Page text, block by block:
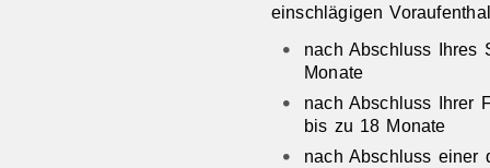
einschlägigen
nach Abschluss Ihres
Monate
nach Abschluss Ihrer
bis zu 18 Monate
nach Abschluss einer